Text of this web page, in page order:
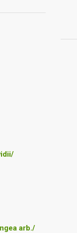
arb./